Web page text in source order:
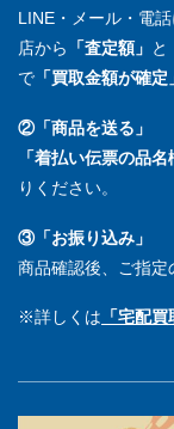
LINE・メール・電
店から
「査定額」 と
で 「買取金額が確定
②「商品を送る」
「着払い伝票の品名
りください。
③「お振り込み」
商品確認後、ご指定
※詳しくは 「宅配買